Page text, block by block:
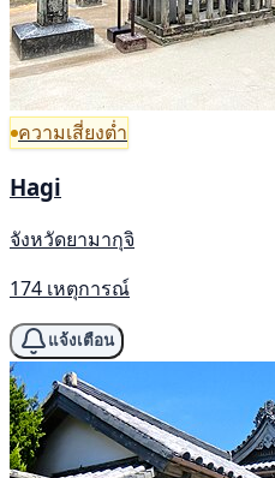
ความเสี่ยงต่ำ
Hagi
จังหวัดยามากุจิ
174 เหตุการณ์
แจ้งเตือน